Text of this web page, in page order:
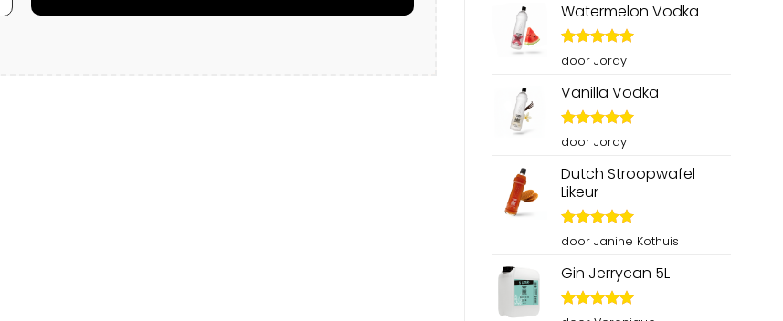
Watermelon Vodka
Gewaardeerd
door Jordy
Vanilla Vodka
Gewaardeerd
door Jordy
Dutch Stroopwafel
Likeur
Gewaardeerd
door Janine Kothuis
Gin Jerrycan 5L